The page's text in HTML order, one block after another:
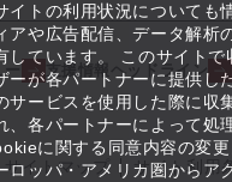
イトの利用状況についても
アや広告配信、データ解析
しています。 このサイトで
ーが各パートナーに提供し
サービスを使用した際に収
、各パートナーによって処
に関する同意内容の変
ロッパ・アメリカ圏からア
ー 支援情報ヘッドライン
サイトマップ
サイト利用